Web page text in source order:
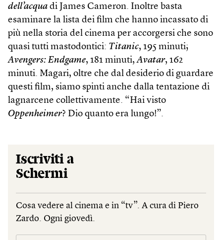
dell’acqua di James Cameron. Inoltre basta
esaminare la lista dei film che hanno incassato di
più nella storia del cinema per accorgersi che sono
quasi tutti mastodontici: Titanic, 195 minuti;
Avengers: Endgame, 181 minuti,Avatar, 162
minuti. Magari, oltre che dal desiderio di guardare
questi film, siamo spinti anche dalla tentazione di
lagnarcene collettivamente. “Hai visto
Oppenheimer? Dio quanto era lungo!”.
Iscriviti a
Schermi
Cosa vedere al cinema e in “tv”. A cura di Piero
Zardo. Ogni giovedì.